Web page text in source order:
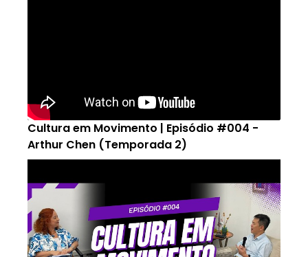
Cultura em Movimento | Episódio #004 -
Arthur Chen (Temporada 2)